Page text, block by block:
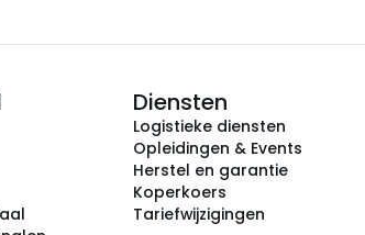
Diensten
Logistieke diensten
Opleidingen & Events
Herstel en garantie
Koperkoers
Tariefwijzigingen